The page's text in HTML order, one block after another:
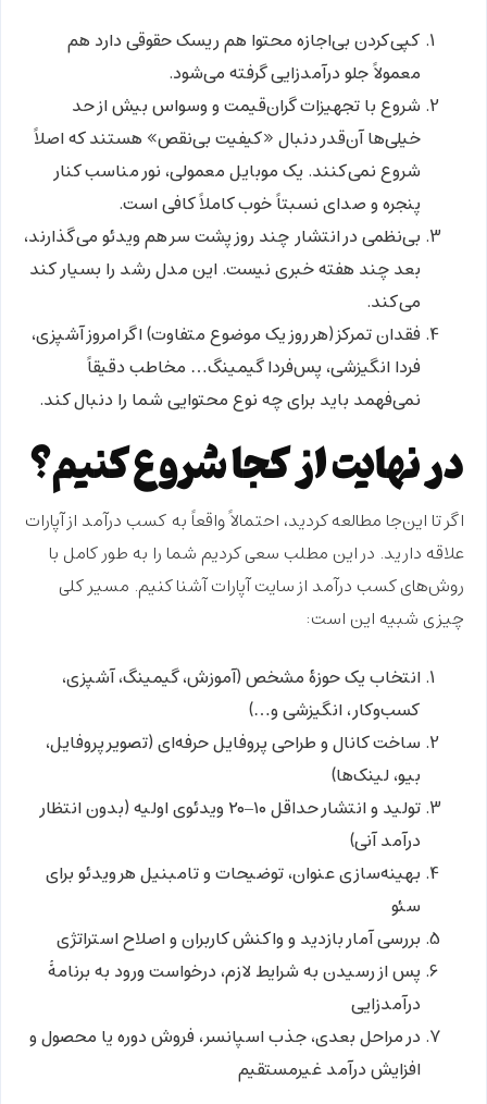
کپی‌کردن بی‌اجازه محتوا هم ریسک حقوقی دارد هم
معمولاً جلو درآمدزایی گرفته می‌شود.
شروع با تجهیزات گران‌قیمت و وسواس بیش از حد
خیلی‌ها آن‌قدر دنبال «کیفیت بی‌نقص» هستند که اصلاً
شروع نمی‌کنند. یک موبایل معمولی، نور مناسب کنار
پنجره و صدای نسبتاً خوب کاملاً کافی است.
بی‌نظمی در انتشارچند روز پشت سر هم ویدئو می‌گذارند،
بعد چند هفته خبری نیست. این مدل رشد را بسیار کند
می‌کند.
فقدان تمرکز (هر روز یک موضوع متفاوت)اگر امروز آشپزی،
فردا انگیزشی، پس‌فردا گیمینگ… مخاطب دقیقاً
نمی‌فهمد باید برای چه نوع محتوایی شما را دنبال کند.
در نهایت از کجا شروع کنیم؟
اگر تا این‌جا مطالعه کردید، احتمالاً واقعاً به کسب درآمد از آپارات
علاقه دارید. در این مطلب سعی کردیم شما را به طور کامل با
روش‌های کسب درآمد از سایت آپارات آشنا کنیم. مسیر کلی
چیزی شبیه این است:
انتخاب یک حوزهٔ مشخص (آموزش، گیمینگ، آشپزی،
کسب‌وکار، انگیزشی و…)
ساخت کانال و طراحی پروفایل حرفه‌ای (تصویر پروفایل،
بیو، لینک‌ها)
تولید و انتشار حداقل ۱۰–۲۰ ویدئوی اولیه (بدون انتظار
درآمد آنی)
بهینه‌سازی عنوان، توضیحات و تامبنیل هر ویدئو برای
سئو
بررسی آمار بازدید و واکنش کاربران و اصلاح استراتژی
پس از رسیدن به شرایط لازم، درخواست ورود به برنامهٔ
درآمدزایی
در مراحل بعدی، جذب اسپانسر، فروش دوره یا محصول و
افزایش درآمد غیرمستقیم